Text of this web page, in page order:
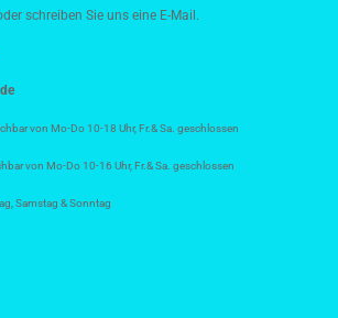
schreiben Sie uns eine E-Mail.
von Mo-Do 10-18 Uhr, Fr.& Sa. geschlossen
von Mo-Do 10-16 Uhr, Fr.& Sa. geschlossen
Samstag & Sonntag